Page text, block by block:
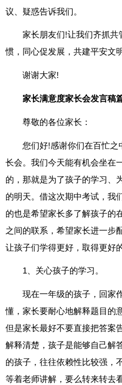
议、疑惑告诉我们。
家长朋友们!让我们齐抓共
惯，同心促发展，共建平安文
谢谢大家!
家长满意度家长会发言稿
尊敬的各位家长：
您们好!感谢你们在百忙之
长会。我们今天能有机会坐在
的，那就是为了孩子的学习、
的明天。借这次期中考试，我
的也是希望家长多了解孩子的
之间的联系，希望家长进一步
让孩子们学得更好，取得更好
1、关心孩子的学习。
现在一年级的孩子，回家
懂，家长要耐心地解释题目的
但是家长最好不要直接把答案
解释清楚，孩子是能够自己解
的孩子，往往依赖性比较强，
等着老师讲解，要么转来转去